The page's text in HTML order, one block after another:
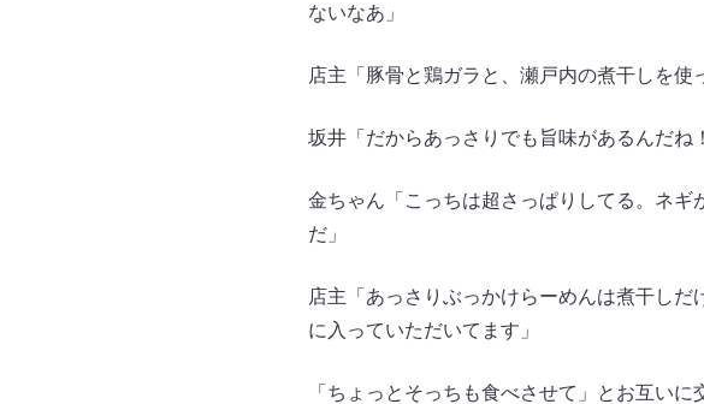
ないなあ」
店主「豚骨と鶏ガラと、瀬戸内の煮干しを使
坂井「だからあっさりでも旨味があるんだね
金ちゃん「こっちは超さっぱりしてる。ネ
だ」
店主「あっさりぶっかけらーめんは煮干し
に入っていただいてます」
「ちょっとそっちも食べさせて」とお互いに